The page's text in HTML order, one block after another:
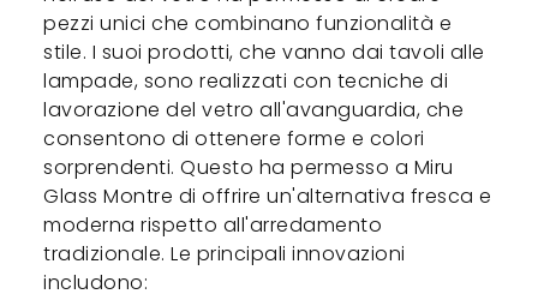
pezzi unici che combinano funzionalità e
stile. I suoi prodotti, che vanno dai tavoli alle
lampade, sono realizzati con tecniche di
lavorazione del vetro all'avanguardia, che
consentono di ottenere forme e colori
sorprendenti. Questo ha permesso a Miru
Glass Montre di offrire un'alternativa fresca e
moderna rispetto all'arredamento
tradizionale. Le principali innovazioni
includono: